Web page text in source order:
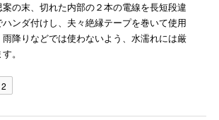
案の末、切れた内部の２本の電線を長短段違
ンダ付けし、夫々絶縁テープを巻いて使用
雨降りなどでは使わないよう、水濡れには厳
。
2